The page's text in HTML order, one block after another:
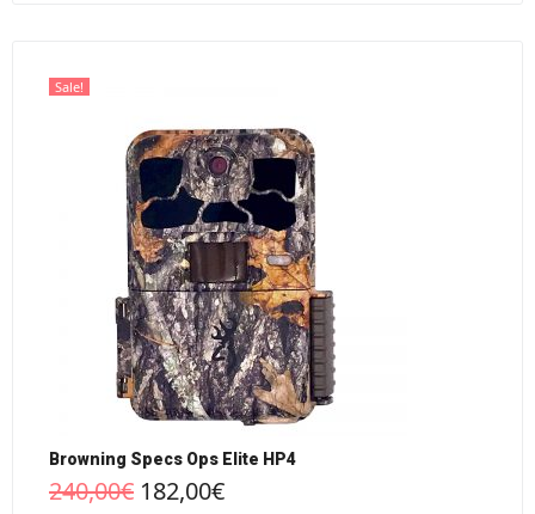
Sale!
Browning Specs Ops Elite HP4
240,00€ 182,00€